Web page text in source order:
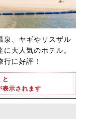
泉、ヤギやリスザル
大人気のホテル。
に好評！
と
表示されます